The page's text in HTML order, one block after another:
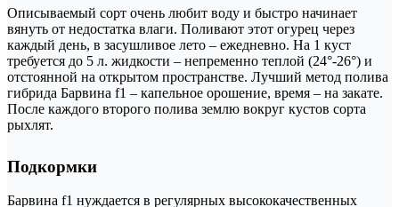
Описываемый сорт очень любит воду и быстро начинает
вянуть от недостатка влаги. Поливают этот огурец через
каждый день, в засушливое лето – ежедневно. На 1 куст
требуется до 5 л. жидкости – непременно теплой (24°-26°) и
отстоянной на открытом пространстве. Лучший метод полива
гибрида Барвина f1 – капельное орошение, время – на закате.
После каждого второго полива землю вокруг кустов сорта
рыхлят.
Подкормки
Барвина f1 нуждается в регулярных высококачественных